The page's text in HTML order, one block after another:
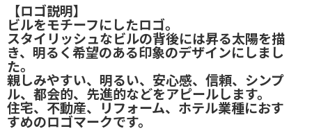
【ロゴ説明】
ビルをモチーフにしたロゴ。
スタイリッシュなビルの背後には昇る太陽を描
き、明るく希望のある印象のデザインにしまし
た。
親しみやすい、明るい、安心感、信頼、シンプ
ル、都会的、先進的などをアピールします。
住宅、不動産、リフォーム、ホテル業種におす
すめのロゴマークです。